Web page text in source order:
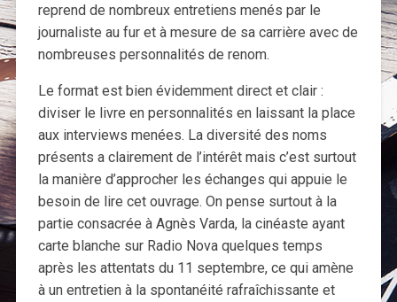
reprend de nombreux entretiens menés par le
journaliste au fur et à mesure de sa carrière avec de
nombreuses personnalités de renom.
Le format est bien évidemment direct et clair :
diviser le livre en personnalités en laissant la place
aux interviews menées. La diversité des noms
présents a clairement de l’intérêt mais c’est surtout
la manière d’approcher les échanges qui appuie le
besoin de lire cet ouvrage. On pense surtout à la
partie consacrée à Agnès Varda, la cinéaste ayant
carte blanche sur Radio Nova quelques temps
après les attentats du 11 septembre, ce qui amène
à un entretien à la spontanéité rafraîchissante et